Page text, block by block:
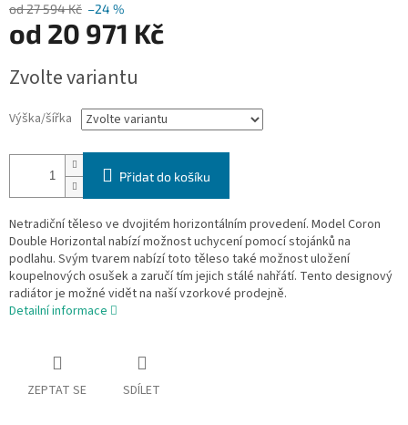
od 27 594 Kč –24 %
od 20 971 Kč
cena:
Zvolte variantu
Výška/šířka
Přidat do košíku
Netradiční těleso ve dvojitém horizontálním provedení. Model Coron
Double Horizontal nabízí možnost uchycení pomocí stojánků na
podlahu. Svým tvarem nabízí toto těleso také možnost uložení
koupelnových osušek a zaručí tím jejich stálé nahřátí. Tento designový
radiátor je možné vidět na naší vzorkové prodejně.
Detailní informace
ZEPTAT SE SDÍLET